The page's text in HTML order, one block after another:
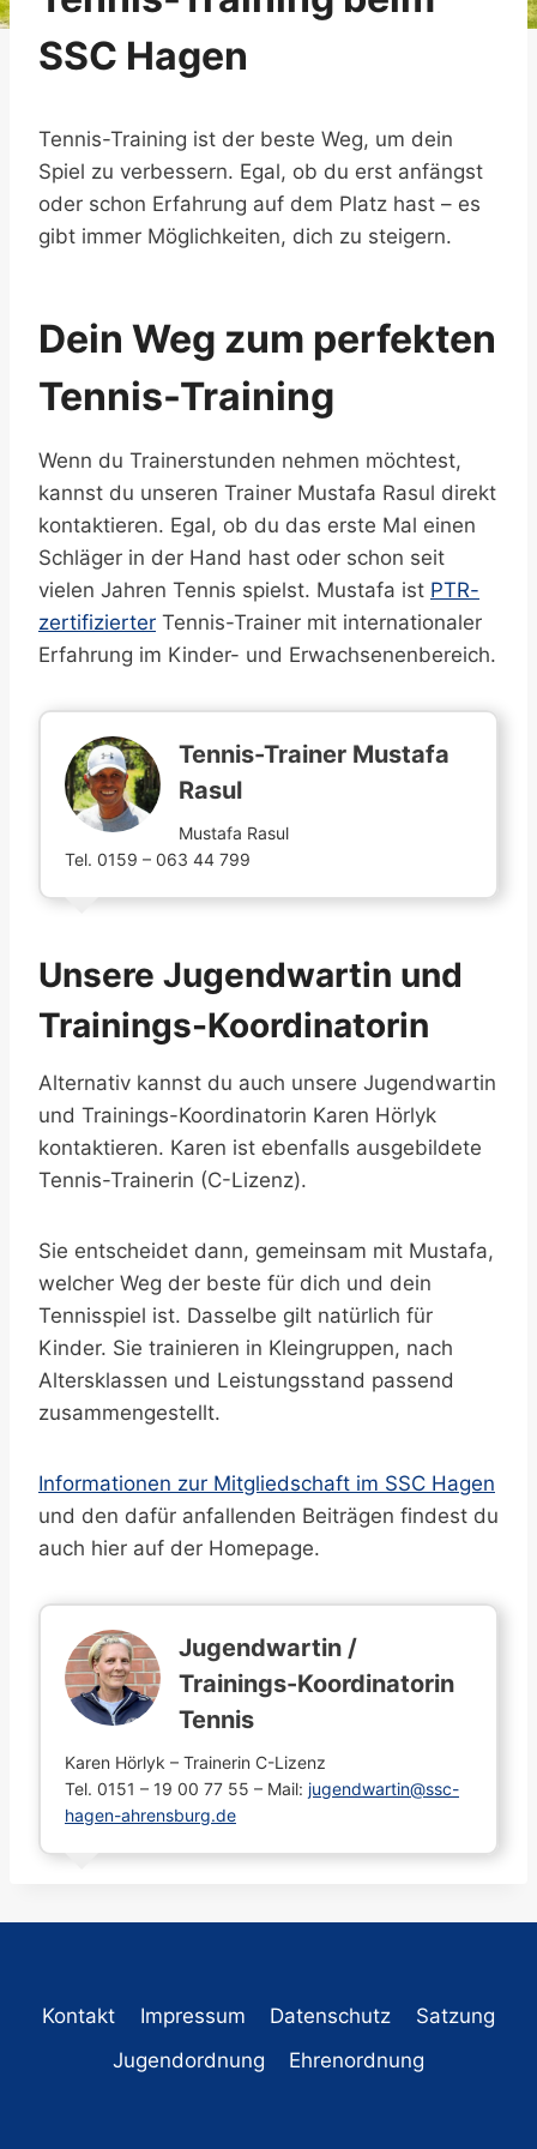
SSC Hagen
Tennis-Training ist der beste Weg, um dein
Spiel zu verbessern. Egal, ob du erst anfängst
oder schon Erfahrung auf dem Platz hast – es
gibt immer Möglichkeiten, dich zu steigern.
Dein Weg zum perfekten
Tennis-Training
Wenn du Trainerstunden nehmen möchtest,
kannst du unseren Trainer Mustafa Rasul direkt
kontaktieren. Egal, ob du das erste Mal einen
Schläger in der Hand hast oder schon seit
vielen Jahren Tennis spielst. Mustafa ist PTR-
zertifizierter Tennis-Trainer mit internationaler
Erfahrung im Kinder- und Erwachsenenbereich.
Tennis-Trainer Mustafa
Rasul
Mustafa Rasul
Tel. 0159 – 063 44 799
Unsere Jugendwartin und
Trainings-Koordinatorin
Alternativ kannst du auch unsere Jugendwartin
und Trainings-Koordinatorin Karen Hörlyk
kontaktieren. Karen ist ebenfalls ausgebildete
Tennis-Trainerin (C-Lizenz).
Sie entscheidet dann, gemeinsam mit Mustafa,
welcher Weg der beste für dich und dein
Tennisspiel ist. Dasselbe gilt natürlich für
Kinder. Sie trainieren in Kleingruppen, nach
Altersklassen und Leistungsstand passend
zusammengestellt.
Informationen zur Mitgliedschaft im SSC Hagen
und den dafür anfallenden Beiträgen findest du
auch hier auf der Homepage.
Jugendwartin /
Trainings-Koordinatorin
Tennis
Karen Hörlyk – Trainerin C-Lizenz
Tel. 0151 – 19 00 77 55 – Mail: jugendwartin@ssc-
hagen-ahrensburg.de
Kontakt Impressum Datenschutz
Satzung
Jugendordnung
Ehrenordnung